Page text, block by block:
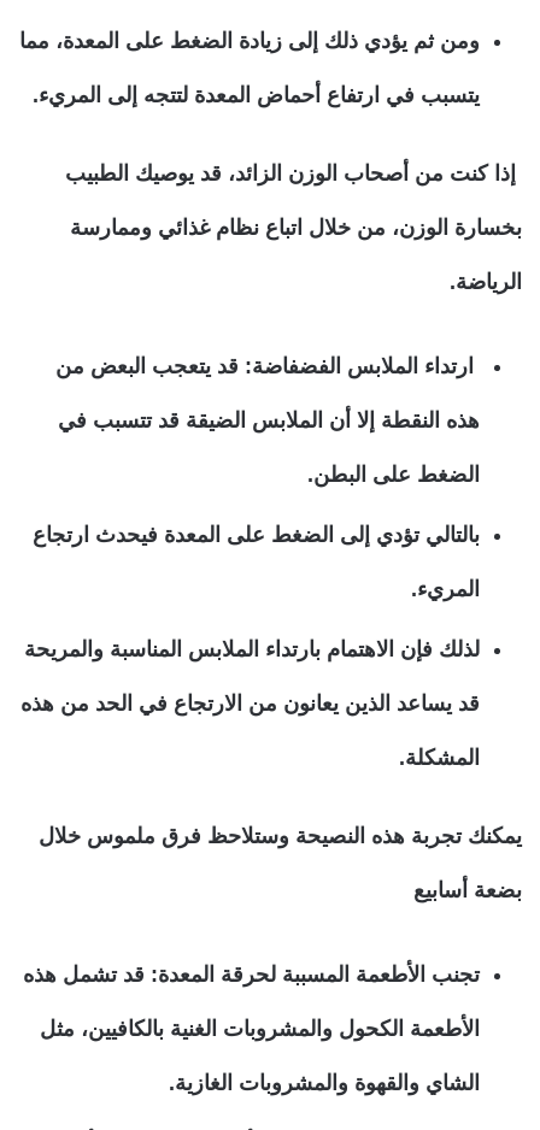
ومن ثم يؤدي ذلك إلى زيادة الضغط على المعدة، مما
يتسبب في ارتفاع أحماض المعدة لتتجه إلى المريء.
إذا كنت من أصحاب الوزن الزائد، قد يوصيك الطبيب
بخسارة الوزن، من خلال اتباع نظام غذائي وممارسة
الرياضة.
ارتداء الملابس الفضفاضة: قد يتعجب البعض من
هذه النقطة إلا أن الملابس الضيقة قد تتسبب في
الضغط على البطن.
بالتالي تؤدي إلى الضغط على المعدة فيحدث ارتجاع
المريء.
لذلك فإن الاهتمام بارتداء الملابس المناسبة والمريحة
قد يساعد الذين يعانون من الارتجاع في الحد من هذه
المشكلة.
يمكنك تجربة هذه النصيحة وستلاحظ فرق ملموس خلال
بضعة أسابيع
تجنب الأطعمة المسببة لحرقة المعدة: قد تشمل هذه
الأطعمة الكحول والمشروبات الغنية بالكافيين، مثل
الشاي والقهوة والمشروبات الغازية.